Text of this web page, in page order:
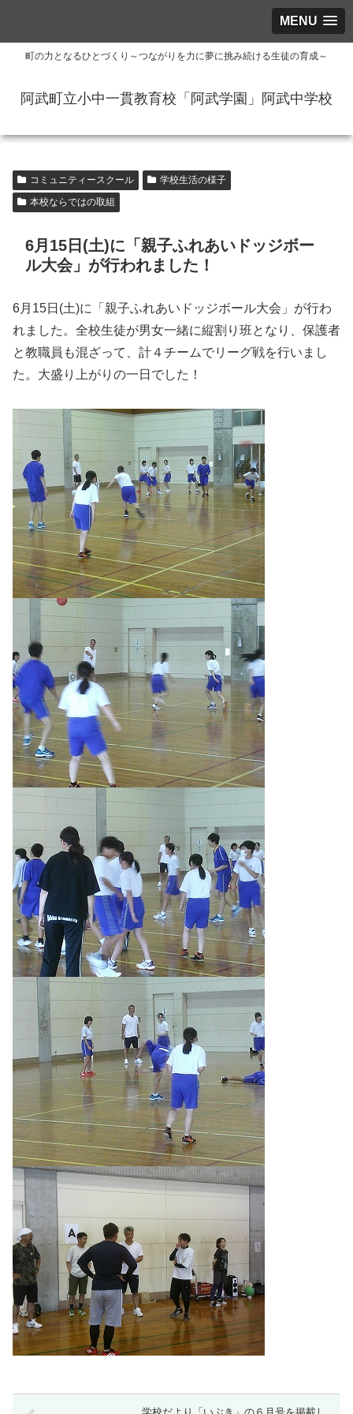
MENU
町の力となるひとづくり～つながりを力に夢に挑み続ける生徒の育成～
阿武町立小中一貫教育校「阿武学園」阿武中学校
コミュニティースクール
学校生活の様子
本校ならではの取組
6月15日(土)に「親子ふれあいドッジボー
ル大会」が行われました！
6月15日(土)に「親子ふれあいドッジボール大会」が行わ
れました。全校生徒が男女一緒に縦割り班となり、保護者
と教職員も混ざって、計４チームでリーグ戦を行いまし
た。大盛り上がりの一日でした！